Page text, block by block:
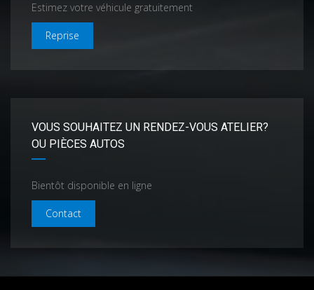
Estimez votre véhicule gratuitement
Reprise
VOUS SOUHAITEZ UN RENDEZ-VOUS ATELIER?
OU PIÈCES AUTOS
Bientôt disponible en ligne
Contact